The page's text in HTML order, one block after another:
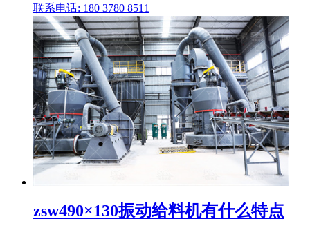
联系电话: 180 3780 8511
zsw490×130振动给料机有什么特点